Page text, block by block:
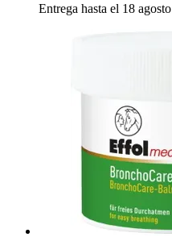
Entrega hasta el 18 agosto